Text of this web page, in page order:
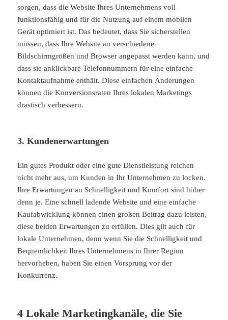
sorgen, dassdieWebsite Ihres Unternehmens voll
funktionsfähig und für die Nutzung auf einem mobilen
Gerät optimiert ist. Das bedeutet, dass Sie sicherstellen
müssen, dass Ihre Website an verschiedene
Bildschirmgrößen und Browser angepasst werden kann, und
dass sie anklickbare Telefonnummern für eine einfache
Kontaktaufnahme enthält. Diese einfachen Änderungen
können die Konversionsraten Ihres lokalen Marketings
drastisch verbessern.
3. Kundenerwartungen
Ein gutes Produkt oder eine gute Dienstleistung reichen
nicht mehr aus, um Kunden in Ihr Unternehmen zu locken.
Ihre Erwartungen an Schnelligkeit und Komfort sind höher
denn je. Eine schnell ladende Website und eine einfache
Kaufabwicklung können einen großen Beitrag dazu leisten,
diese beiden Erwartungen zu erfüllen. Dies gilt auch für
lokale Unternehmen, denn wenn Sie die Schnelligkeit und
Bequemlichkeit Ihres Unternehmens in Ihrer Region
hervorheben, haben Sie einen Vorsprung vor der
Konkurrenz.
4 Lokale Marketingkanäle, die Sie